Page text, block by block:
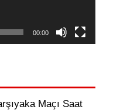
00:00
Maçı Saat